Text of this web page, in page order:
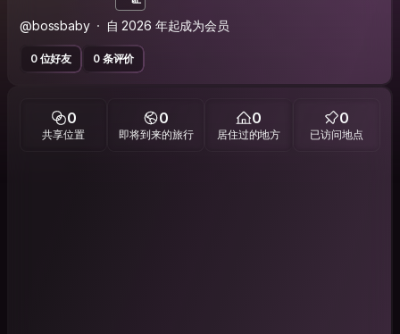
@bossbaby 自 2026 年起成为会员
0 位好友 0 条评价
0
共享位置
0
即将到来的旅行
0
居住过的地方
0
已访问地点